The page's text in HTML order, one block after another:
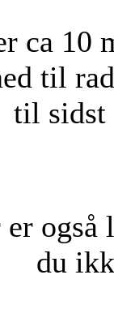
ca 10
til
til sidst
er også
du